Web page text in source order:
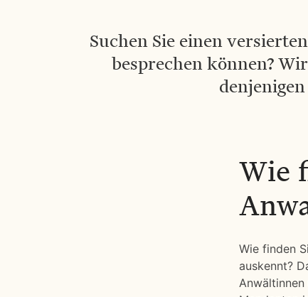
Suchen Sie einen
besprechen können?
Wie
Wie finden
auskennt?